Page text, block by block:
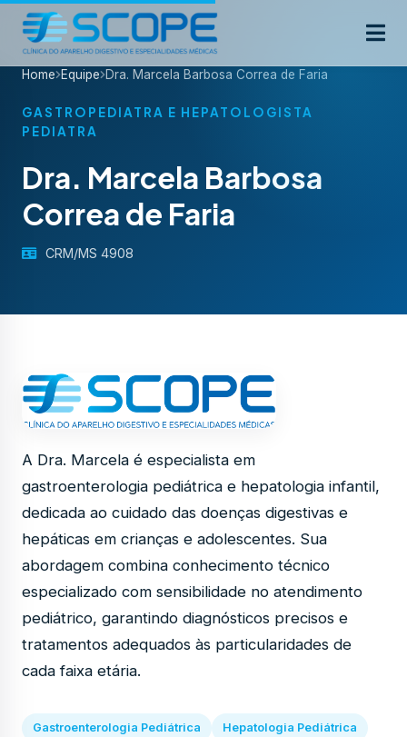
Home Equipe Dra. Marcela Barbosa Correa de Faria
GASTROPEDIATRA E HEPATOLOGISTA
PEDIATRA
Dra. Marcela Barbosa
Correa de Faria
CRM/MS 4908
A Dra. Marcela é especialista em
gastroenterologia pediátrica e hepatologia infantil,
dedicada ao cuidado das doenças digestivas e
hepáticas em crianças e adolescentes. Sua
abordagem combina conhecimento técnico
especializado com sensibilidade no atendimento
pediátrico, garantindo diagnósticos precisos e
tratamentos adequados às particularidades de
cada faixa etária.
Gastroenterologia Pediátrica Hepatologia Pediátrica